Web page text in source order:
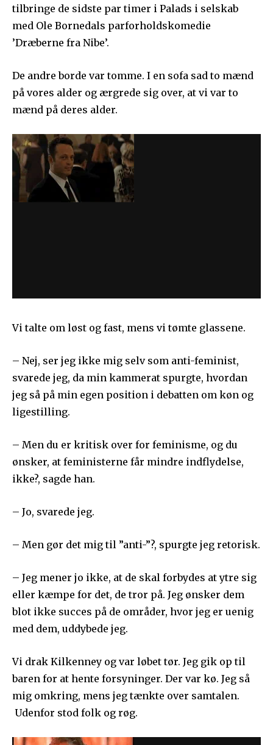
tilbringe de sidste par timer i Palads i selskab
med Ole Bornedals parforholdskomedie
’Dræberne fra Nibe’.
De andre borde var tomme. I en sofa sad to mænd
på vores alder og ærgrede sig over, at vi var to
mænd på deres alder.
Vi talte om løst og fast, mens vi tømte glassene.
– Nej, ser jeg ikke mig selv som anti-feminist,
svarede jeg, da min kammerat spurgte, hvordan
jeg så på min egen position i debatten om køn og
ligestilling.
– Men du er kritisk over for feminisme, og du
ønsker, at feministerne får mindre indflydelse,
ikke?, sagde han.
– Jo, svarede jeg.
– Men gør det mig til ”anti-”?, spurgte jeg retorisk.
– Jeg mener jo ikke, at de skal forbydes at ytre sig
eller kæmpe for det, de tror på. Jeg ønsker dem
blot ikke succes på de områder, hvor jeg er uenig
med dem, uddybede jeg.
Vi drak Kilkenney og var løbet tør. Jeg gik op til
baren for at hente forsyninger. Der var kø. Jeg så
mig omkring, mens jeg tænkte over samtalen.
Udenfor stod folk og røg.